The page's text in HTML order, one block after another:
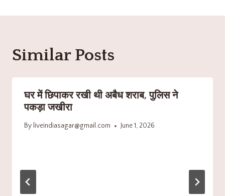
Similar Posts
घर में छिपाकर रखी थी अबैध शराब, पुलिस ने
पकड़ा जखीरा
By liveindiasagar@gmail.com June 1, 2026